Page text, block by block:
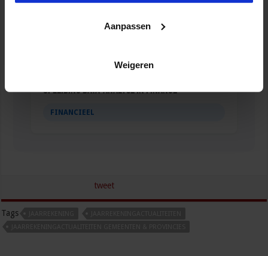
Aanpassen
Weigeren
Opleiding Data-analyse in finance
FINANCIEEL
tweet
Tags